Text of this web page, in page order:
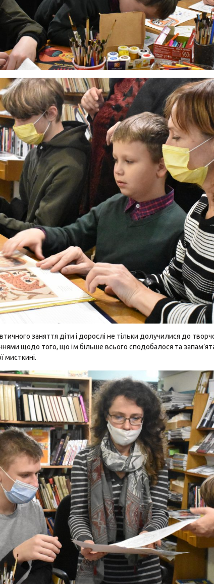
заняття діти і дорослі не тільки долучилися до
щодо того, що їм більше всього сподобалося та
мисткині.